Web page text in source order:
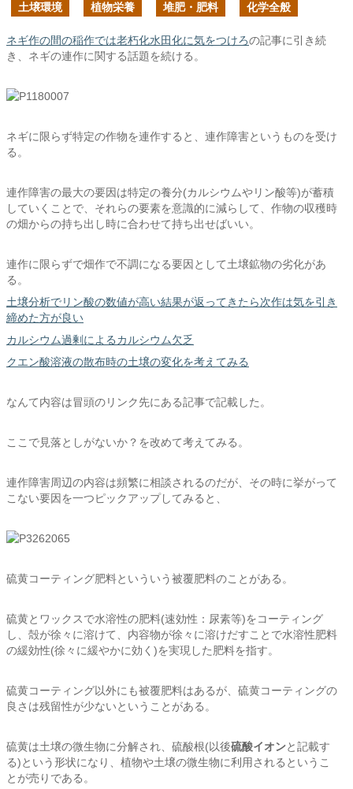
土壌環境 植物栄養 堆肥・肥料 化学全般
ネギ作の間の稲作では老朽化水田化に気をつけろの記事に引き続
き、ネギの連作に関する話題を続ける。
ネギに限らず特定の作物を連作すると、連作障害というものを受け
る。
連作障害の最大の要因は特定の養分(カルシウムやリン酸等)が蓄積
していくことで、それらの要素を意識的に減らして、作物の収穫時
の畑からの持ち出し時に合わせて持ち出せばいい。
連作に限らずで畑作で不調になる要因として土壌鉱物の劣化があ
る。
土壌分析でリン酸の数値が高い結果が返ってきたら次作は気を引き
締めた方が良い
カルシウム過剰によるカルシウム欠乏
クエン酸溶液の散布時の土壌の変化を考えてみる
なんて内容は冒頭のリンク先にある記事で記載した。
ここで見落としがないか？を改めて考えてみる。
連作障害周辺の内容は頻繁に相談されるのだが、その時に挙がって
こない要因を一つピックアップしてみると、
硫黄コーティング肥料といういう被覆肥料のことがある。
硫黄とワックスで水溶性の肥料(速効性：尿素等)をコーティング
し、殻が徐々に溶けて、内容物が徐々に溶けだすことで水溶性肥料
の緩効性(徐々に緩やかに効く)を実現した肥料を指す。
硫黄コーティング以外にも被覆肥料はあるが、硫黄コーティングの
良さは残留性が少ないということがある。
硫黄は土壌の微生物に分解され、硫酸根(以後硫酸イオンと記載す
る)という形状になり、植物や土壌の微生物に利用されるというこ
とが売りである。